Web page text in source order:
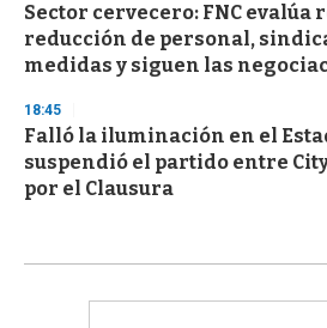
Sector cervecero: FNC evalúa
reducción de personal,
medidas y siguen las
18:45
Falló la iluminación en el
suspendió el partido entre
por el Clausura